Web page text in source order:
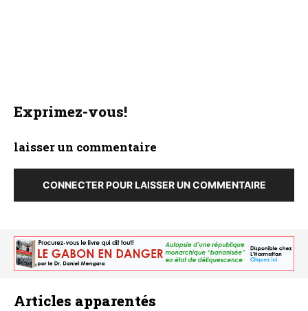
Exprimez-vous!
laisser un commentaire
CONNECTER POUR LAISSER UN COMMENTAIRE
Articles apparentés